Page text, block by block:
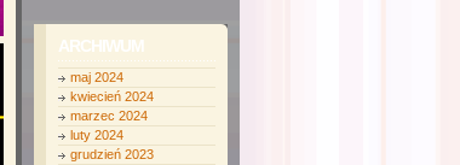
ARCHIWUM
maj 2024
kwiecień 2024
marzec 2024
luty 2024
grudzień 2023